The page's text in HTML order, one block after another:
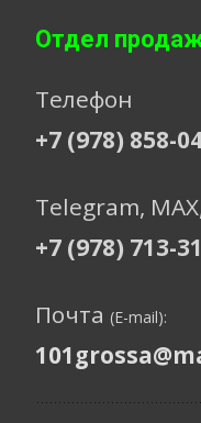
Отдел
Телефон
+7 (978) 858-
Telegram,
+7 (978) 713-
Почта (E-mail):